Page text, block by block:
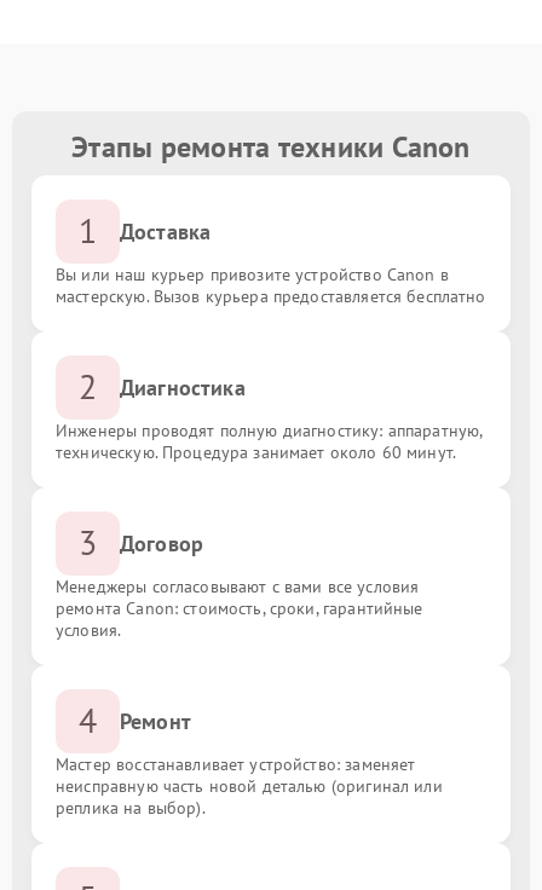
Этапы ремонта техники Canon
1 Доставка
Вы или наш курьер привозите устройство Canon в
мастерскую. Вызов курьера предоставляется бесплатно
2 Диагностика
Инженеры проводят полную диагностику: аппаратную,
техническую. Процедура занимает около 60 минут.
3 Договор
Менеджеры согласовывают с вами все условия
ремонта Canon: стоимость, сроки, гарантийные
условия.
4 Ремонт
Мастер восстанавливает устройство: заменяет
неисправную часть новой деталью (оригинал или
реплика на выбор).